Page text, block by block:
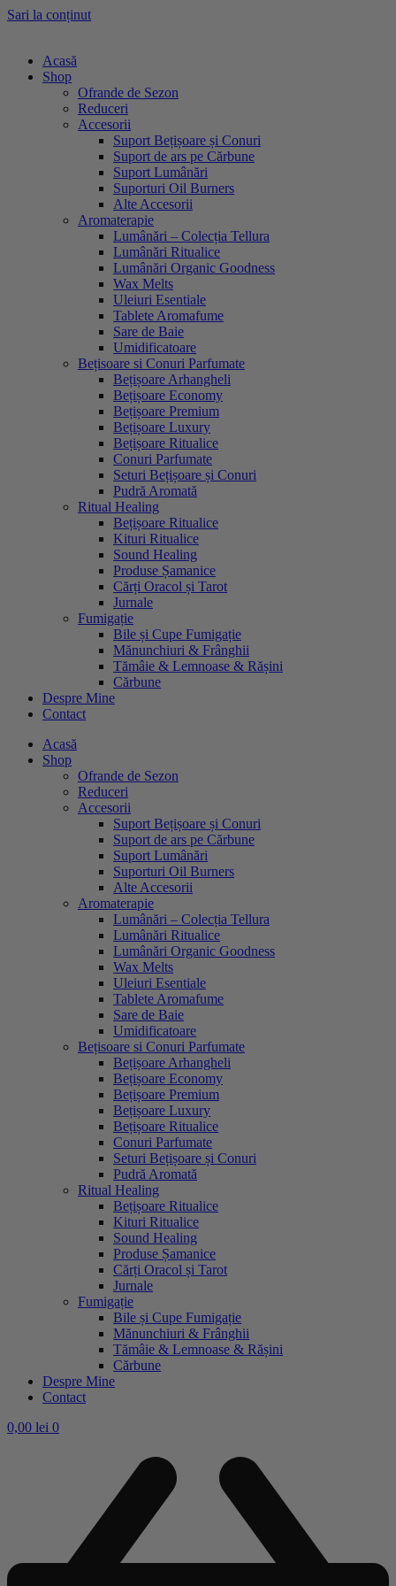
Sari la conținut
Acasă
Shop
Ofrande de Sezon
Reduceri
Accesorii
Suport Bețișoare și Conuri
Suport de ars pe Cărbune
Suport Lumânări
Suporturi Oil Burners
Alte Accesorii
Aromaterapie
Lumânări – Colecția Tellura
Lumânări Ritualice
Lumânări Organic Goodness
Wax Melts
Uleiuri Esentiale
Tablete Aromafume
Sare de Baie
Umidificatoare
Bețisoare si Conuri Parfumate
Bețișoare Arhangheli
Bețișoare Economy
Bețișoare Premium
Bețișoare Luxury
Bețișoare Ritualice
Conuri Parfumate
Seturi Bețișoare și Conuri
Pudră Aromată
Ritual Healing
Bețișoare Ritualice
Kituri Ritualice
Sound Healing
Produse Șamanice
Cărți Oracol și Tarot
Jurnale
Fumigație
Bile și Cupe Fumigație
Mănunchiuri & Frânghii
Tămâie & Lemnoase & Rășini
Cărbune
Despre Mine
Contact
Acasă
Shop
Ofrande de Sezon
Reduceri
Accesorii
Suport Bețișoare și Conuri
Suport de ars pe Cărbune
Suport Lumânări
Suporturi Oil Burners
Alte Accesorii
Aromaterapie
Lumânări – Colecția Tellura
Lumânări Ritualice
Lumânări Organic Goodness
Wax Melts
Uleiuri Esentiale
Tablete Aromafume
Sare de Baie
Umidificatoare
Bețisoare si Conuri Parfumate
Bețișoare Arhangheli
Bețișoare Economy
Bețișoare Premium
Bețișoare Luxury
Bețișoare Ritualice
Conuri Parfumate
Seturi Bețișoare și Conuri
Pudră Aromată
Ritual Healing
Bețișoare Ritualice
Kituri Ritualice
Sound Healing
Produse Șamanice
Cărți Oracol și Tarot
Jurnale
Fumigație
Bile și Cupe Fumigație
Mănunchiuri & Frânghii
Tămâie & Lemnoase & Rășini
Cărbune
Despre Mine
Contact
0,00 lei 0